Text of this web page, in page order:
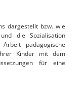
dargestellt bzw. wie
die Sozialisation
pädagogische
Kinder mit dem
für eine